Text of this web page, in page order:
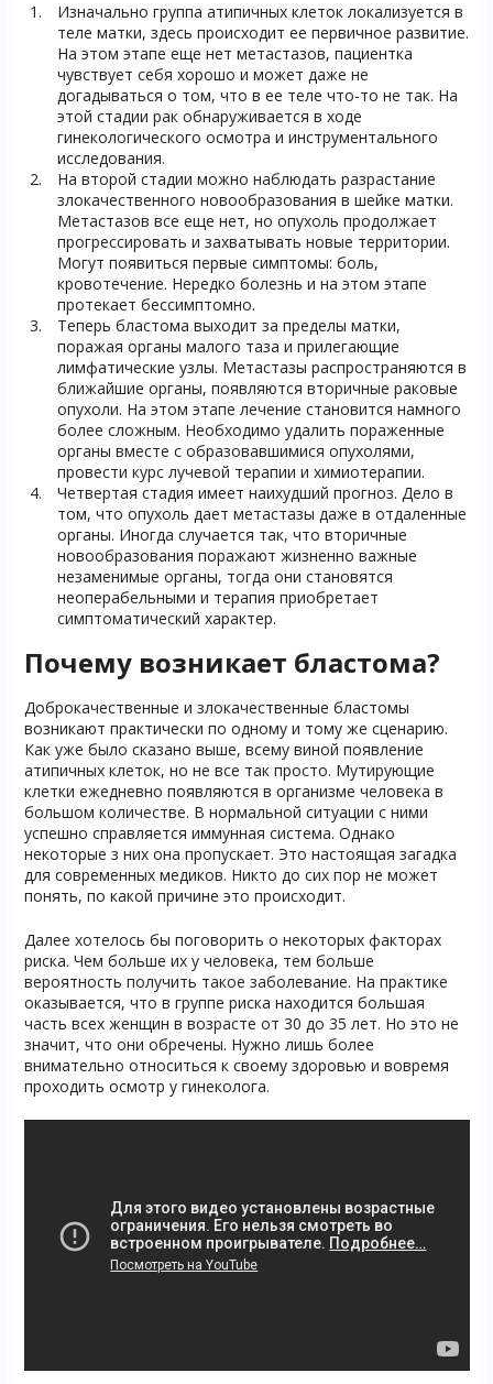
Изначально группа атипичных клеток локализуется в
теле матки, здесь происходит ее первичное развитие.
На этом этапе еще нет метастазов, пациентка
чувствует себя хорошо и может даже не
догадываться о том, что в ее теле что-то не так. На
этой стадии рак обнаруживается в ходе
гинекологического осмотра и инструментального
исследования.
На второй стадии можно наблюдать разрастание
злокачественного новообразования в шейке матки.
Метастазов все еще нет, но опухоль продолжает
прогрессировать и захватывать новые территории.
Могут появиться первые симптомы: боль,
кровотечение. Нередко болезнь и на этом этапе
протекает бессимптомно.
Теперь бластома выходит за пределы матки,
поражая органы малого таза и прилегающие
лимфатические узлы. Метастазы распространяются в
ближайшие органы, появляются вторичные раковые
опухоли. На этом этапе лечение становится намного
более сложным. Необходимо удалить пораженные
органы вместе с образовавшимися опухолями,
провести курс лучевой терапии и химиотерапии.
Четвертая стадия имеет наихудший прогноз. Дело в
том, что опухоль дает метастазы даже в отдаленные
органы. Иногда случается так, что вторичные
новообразования поражают жизненно важные
незаменимые органы, тогда они становятся
неоперабельными и терапия приобретает
симптоматический характер.
Почему возникает бластома?
Доброкачественные и злокачественные бластомы
возникают практически по одному и тому же сценарию.
Как уже было сказано выше, всему виной появление
атипичных клеток, но не все так просто. Мутирующие
клетки ежедневно появляются в организме человека в
большом количестве. В нормальной ситуации с ними
успешно справляется иммунная система. Однако
некоторые з них она пропускает. Это настоящая загадка
для современных медиков. Никто до сих пор не может
понять, по какой причине это происходит.
Далее хотелось бы поговорить о некоторых факторах
риска. Чем больше их у человека, тем больше
вероятность получить такое заболевание. На практике
оказывается, что в группе риска находится большая
часть всех женщин в возрасте от 30 до 35 лет. Но это не
значит, что они обречены. Нужно лишь более
внимательно относиться к своему здоровью и вовремя
проходить осмотр у гинеколога.